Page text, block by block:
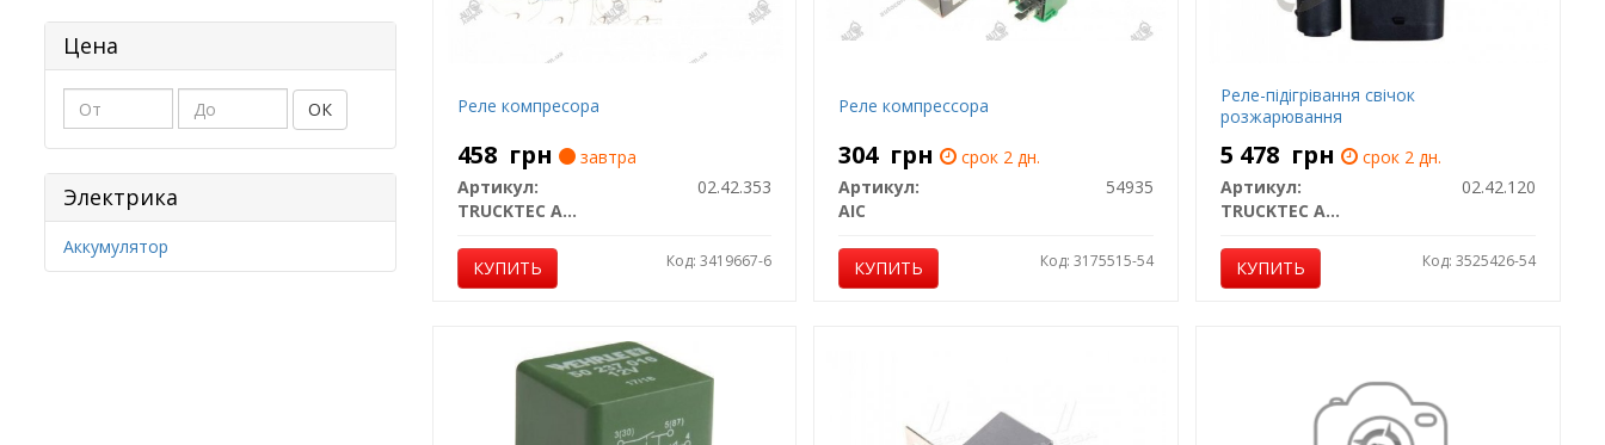
Цена
ОК
Электрика
Аккумулятор
Реле компресора
458 грн
завтра
Артикул:
02.42.353
TRUCKTEC AUTOMOTIVE
КУПИТЬ Код: 3419667-6
Реле компрессора
304 грн
срок 2 дн.
Артикул:
54935
AIC
КУПИТЬ Код: 3175515-54
Реле-підігрівання свічок
розжарювання
5 478 грн
срок 2 дн.
Артикул:
02.42.120
TRUCKTEC AUTOMOTIVE
КУПИТЬ Код: 3525426-54